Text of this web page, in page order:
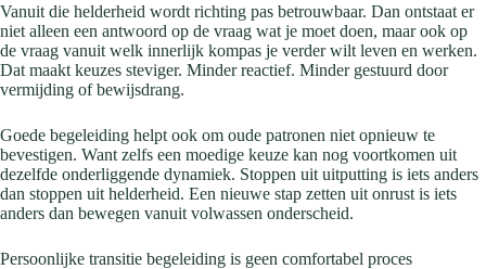
Vanuit die helderheid wordt richting pas betrouwbaar. Dan ontstaat er
niet alleen een antwoord op de vraag wat je moet doen, maar ook op
de vraag vanuit welk innerlijk kompas je verder wilt leven en werken.
Dat maakt keuzes steviger. Minder reactief. Minder gestuurd door
vermijding of bewijsdrang.
Goede begeleiding helpt ook om oude patronen niet opnieuw te
bevestigen. Want zelfs een moedige keuze kan nog voortkomen uit
dezelfde onderliggende dynamiek. Stoppen uit uitputting is iets anders
dan stoppen uit helderheid. Een nieuwe stap zetten uit onrust is iets
anders dan bewegen vanuit volwassen onderscheid.
Persoonlijke transitie begeleiding is geen comfortabel proces